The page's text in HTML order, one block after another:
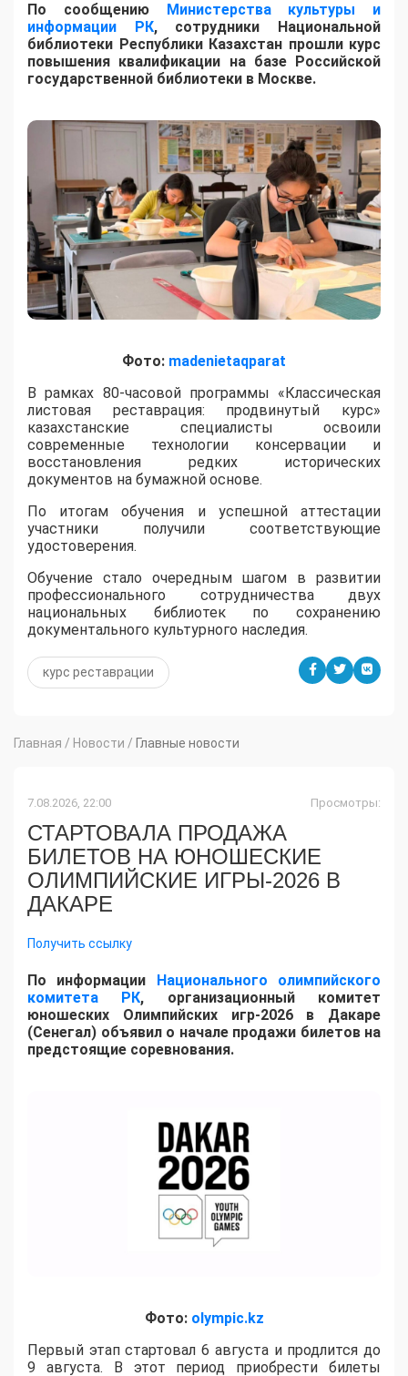
​По сообщению
Министерства культуры и
информации РК, сотрудники Национальной
библиотеки Республики Казахстан прошли курс
повышения квалификации на базе Российской
государственной библиотеки в Москве.
Фото: madenietaqparat
​В рамках 80-часовой программы «Классическая
листовая реставрация: продвинутый курс»
казахстанские специалисты освоили
современные технологии консервации и
восстановления редких исторических
документов на бумажной основе.
По итогам обучения и успешной аттестации
участники получили соответствующие
удостоверения.
Обучение стало очередным шагом в развитии
профессионального сотрудничества двух
национальных библиотек по сохранению
документального культурного наследия.
курс реставрации
Главная / Новости / Главные новости
7.08.2026, 22:00 Просмотры:
СТАРТОВАЛА ПРОДАЖА
БИЛЕТОВ НА ЮНОШЕСКИЕ
ОЛИМПИЙСКИЕ ИГРЫ-2026 В
ДАКАРЕ
Получить ссылку
По информации Национального олимпийского
комитета РК, организационный комитет
юношеских Олимпийских игр-2026 в Дакаре
(Сенегал) объявил о начале продажи билетов на
предстоящие соревнования.
Фото: olympic.kz
Первый этап стартовал 6 августа и продлится до
9 августа. В этот период приобрести билеты